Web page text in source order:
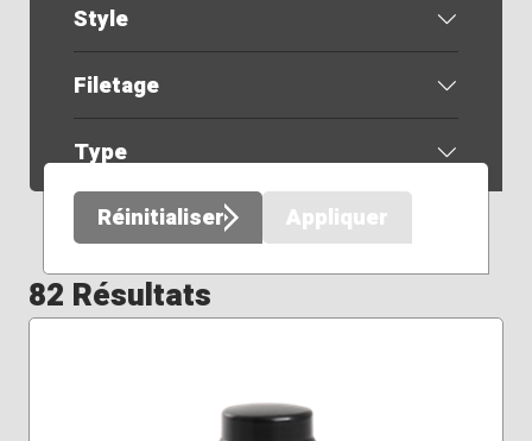
Style
Filetage
Type
Réinitialiser
Appliquer
82 Résultats